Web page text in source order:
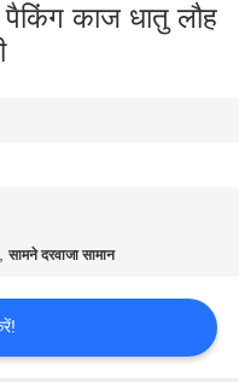
काज धातु लौह
,सामने दरवाजा सामान